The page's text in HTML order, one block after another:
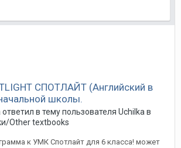
СПОТЛАЙТ (Английский в
школы.
в тему пользователя Uchilka в
Other textbooks
к УМК Спотлайт для 6 класса! может